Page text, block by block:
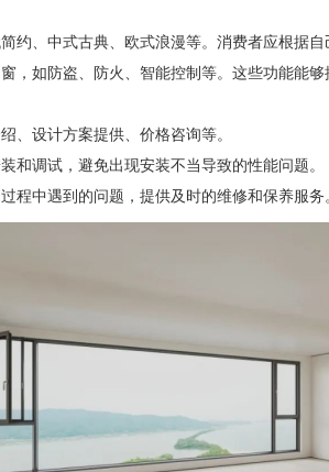
、中式古典、欧式浪漫等。消费者应根据自
如防盗、防火、智能控制等。这些功能能够
设计方案提供、价格咨询等。
调试，避免出现安装不当导致的性能问题。
中遇到的问题，提供及时的维修和保养服务